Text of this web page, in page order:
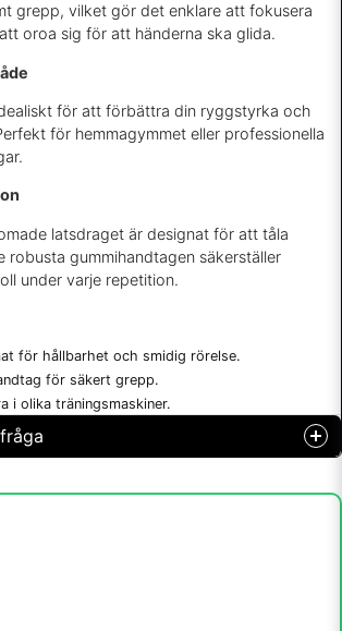
grepp, vilket gör det enklare att fokusera
oroa sig för att händerna ska glida.
för att förbättra din ryggstyrka och
för hemmagymmet eller professionella
latsdraget är designat för att tåla
robusta gummihandtagen säkerställer
under varje repetition.
för hållbarhet och smidig rörelse.
för säkert grepp.
i olika träningsmaskiner.
om denna produkten...